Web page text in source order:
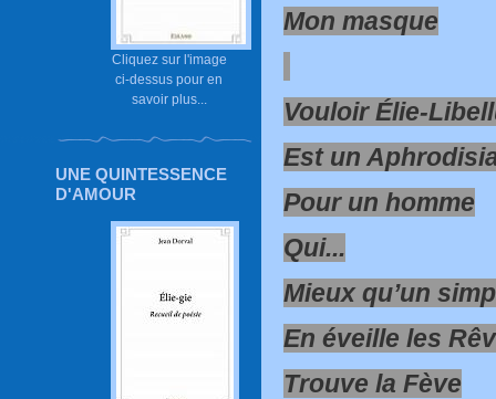
Cliquez sur l'image
ci-dessus pour en
savoir plus...
UNE QUINTESSENCE
D'AMOUR
Mon masque
Vouloir Élie-
Est un
Pour un homme
Qui...
Mieux qu’un
En éveille les
Trouve la Fève